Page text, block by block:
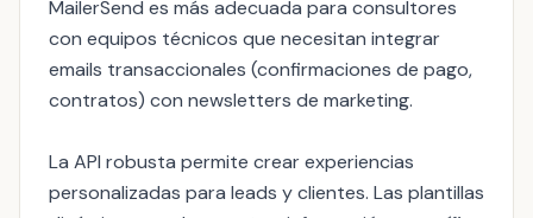
MailerSend es más adecuada para consultores
con equipos técnicos que necesitan integrar
emails transaccionales (confirmaciones de pago,
contratos) con newsletters de marketing.
La API robusta permite crear experiencias
personalizadas para leads y clientes. Las plantillas